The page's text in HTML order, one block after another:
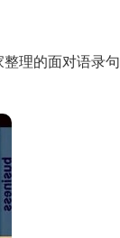
理的面对语录句